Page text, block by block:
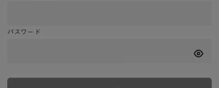
パスワード